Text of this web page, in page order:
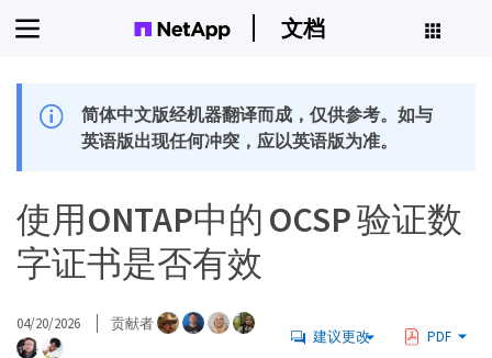
文档
简体中文版经机器翻译而成，仅供参考。如与
英语版出现任何冲突，应以英语版为准。
使用ONTAP中的 OCSP 验证数
字证书是否有效
04/20/2026 贡献者
建议更改 PDF